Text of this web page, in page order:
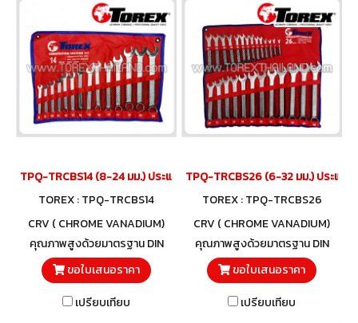
TPQ-TRCBS14 (8-24 มม.) ประแจแหวนข้างปากตายชุด 14 ตัว TOREX
TOREX : TPQ-TRCBS14
CRV ( CHROME VANADIUM)
คุณภาพสูงด้วยมาตรฐาน DIN
3113 และวัสดุโครมวานาเดียม
ขอใบเสนอราคา
เปรียบเทียบ
TPQ-TRCBS26 (6-32 มม.) ประแจ
TOREX : TPQ-TRCBS26
CRV ( CHROME VANADIUM)
คุณภาพสูงด้วยมาตรฐาน DIN
3113 และวัสดุโครมวานาเดียม
ขอใบเสนอราคา
เปรียบเทียบ